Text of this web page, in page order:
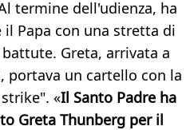
termine dell'udienza, ha
Papa con una stretta di
Greta, arrivata a
portava un cartello con la
«Il Santo Padre ha
Greta Thunberg per il